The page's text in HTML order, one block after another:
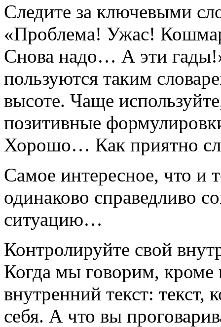
Следите за ключевыми
«Проблема! Ужас!
Снова надо… А эти
пользуются таким
высоте. Чаще
позитивные
Хорошо… Как приятно
Самое интересное, что и
одинаково справедливо
ситуацию…
Контролируйте свой
Когда мы говорим, кроме
внутренний текст:
себя. А что вы